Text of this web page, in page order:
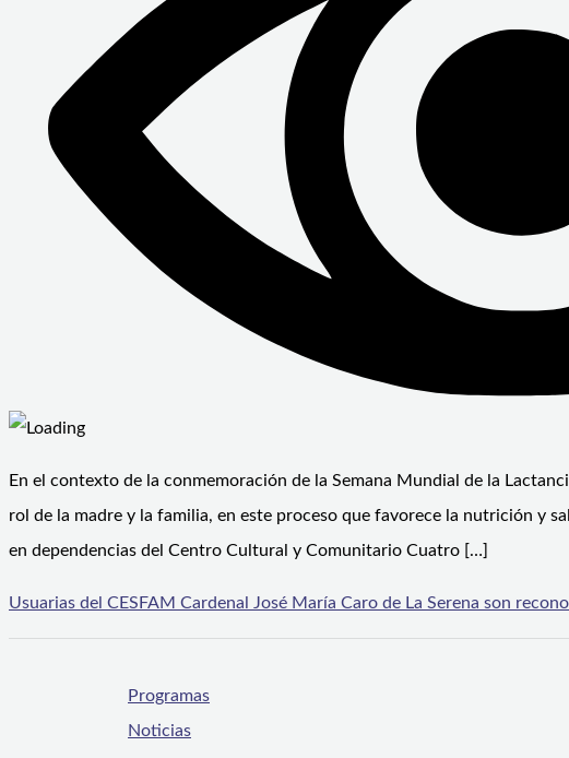
En el contexto de la conmemoración de la Semana Mundial de la
rol de la madre y la familia, en este proceso que favorece la nutrición y
en dependencias del Centro Cultural y Comunitario Cuatro […]
Usuarias del CESFAM Cardenal José María Caro de La Serena son
Programas
Noticias